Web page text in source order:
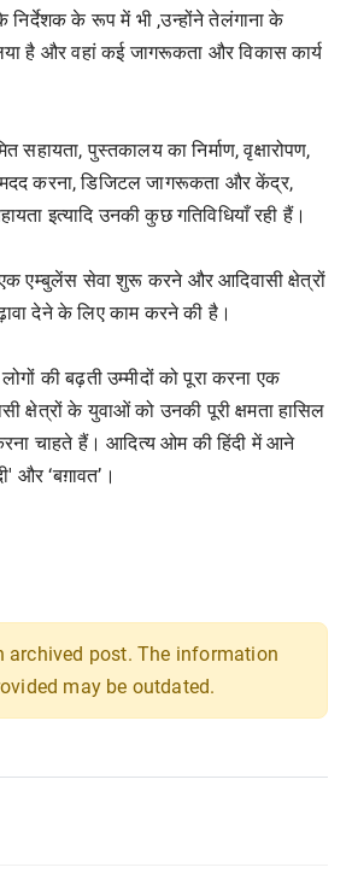
निर्देशक के रूप में भी ,उन्होंने तेलंगाना के
है और वहां कई जागरूकता और विकास कार्य
सहायता, पुस्तकालय का निर्माण, वृक्षारोपण,
मदद करना, डिजिटल जागरूकता और केंद्र,
इत्यादि उनकी कुछ गतिविधियाँ रही हैं।
एम्बुलेंस सेवा शुरू करने और आदिवासी क्षेत्रों
देने के लिए काम करने की है।
की बढ़ती उम्मीदों को पूरा करना एक
क्षेत्रों के युवाओं को उनकी पूरी क्षमता हासिल
चाहते हैं। आदित्य ओम की हिंदी में आने
और ‘बग़ावत’।
archived post. The information
may be outdated.